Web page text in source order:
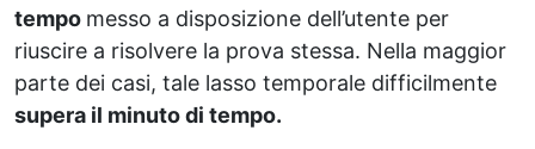
tempo messo a disposizione dell’utente per
riuscire a risolvere la prova stessa. Nella maggior
parte dei casi, tale lasso temporale difficilmente
supera il minuto di tempo.